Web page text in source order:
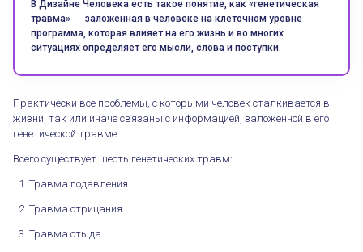
В Дизайне Человека есть такое понятие, как «генетическая
травма» ― заложенная в человеке на клеточном уровне
программа, которая влияет на его жизнь и во многих
ситуациях определяет его мысли, слова и поступки.
Практически все проблемы, с которыми человек сталкивается в
жизни, так или иначе связаны с информацией, заложенной в его
генетической травме.
Всего существует шесть генетических травм:
Травма подавления
Травма отрицания
Травма стыда